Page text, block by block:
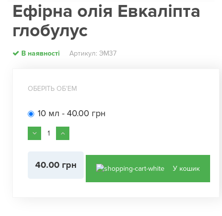
Ефірна олія Евкаліпта
глобулус
В наявності Артикул: ЭМ37
ОБЕРІТЬ ОБʼЕМ
10 мл - 40.00 грн
40.00 грн У кошик